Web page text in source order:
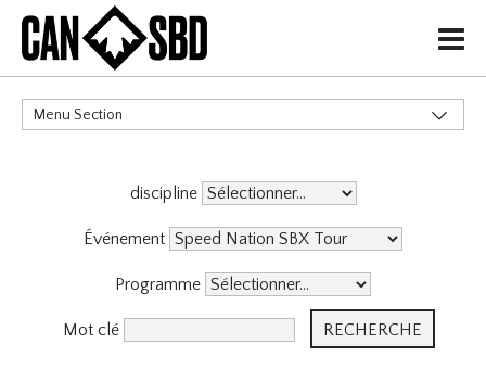
H
Menu Section
discipline
Événement
Programme
Mot clé